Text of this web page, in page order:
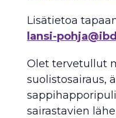
Lisätietoa
lansi-
Olet tervetullut
suolistosairaus,
sairastavien